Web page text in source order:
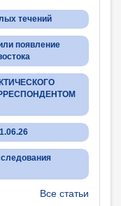
течений
появление
Все статьи